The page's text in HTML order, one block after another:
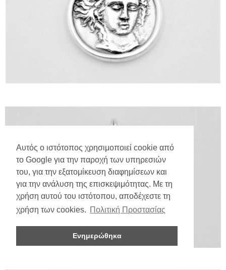
Αυτός ο ιστότοπος χρησιμοποιεί cookie από
το Google για την παροχή των υπηρεσιών
του, για την εξατομίκευση διαφημίσεων και
για την ανάλυση της επισκεψιμότητας. Με τη
χρήση αυτού του ιστότοπου, αποδέχεστε τη
χρήση των cookies. Πολιτική Προστασίας
Ενημερώθηκα